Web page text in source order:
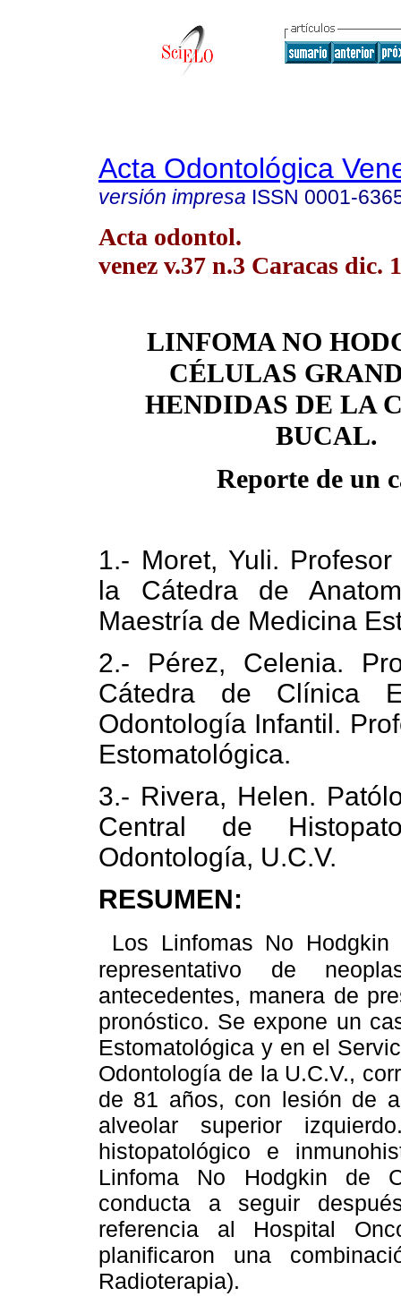
Acta Odontológica
versión impresa ISSN 0001-
Acta odontol.
venez v.37 n.3 Caracas dic.
LINFOMA NO
CÉLULAS
HENDIDAS DE LA
BUCAL.
Reporte de un
1.- Moret, Yuli.
la Cátedra de
Maestría de Medicina
2.- Pérez, Celenia.
Cátedra de Clínica
Odontología Infantil.
Estomatológica.
3.- Rivera, Helen.
Central de
Odontología, U.C.V.
RESUMEN:
Los Linfomas No
representativo de
antecedentes, manera de
pronóstico. Se expone un
Estomatológica y en el
Odontología de la U.C.V.,
de 81 años, con lesión de
alveolar superior
histopatológico e
Linfoma No Hodgkin de
conducta a seguir
referencia al Hospital
planificaron una
Radioterapia).